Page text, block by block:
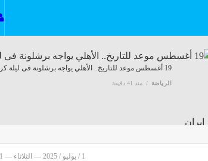
19 أغسطس موعد للتاريخ.. الأهلي يواجه برشلونة فى ليلة كروية استثنائية
الرياضة منذ 41 دقيقة
1 / يوليو / 2025 — الثلاثاء — 1 / يوليو / 2025